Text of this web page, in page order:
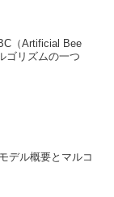
（Artificial Bee
ゴリズムの一つ
デル概要とマルコ